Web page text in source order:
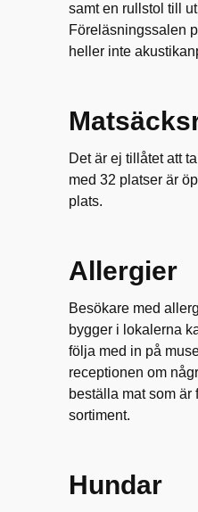
samt en rullstol till
Föreläsningssalen
heller inte
Det är ej tillåtet att
med 32 platser är
plats.
Allergier
Besökare med
bygger i lokalerna
följa med in på
receptionen om
beställa mat som är
sortiment.
Hundar